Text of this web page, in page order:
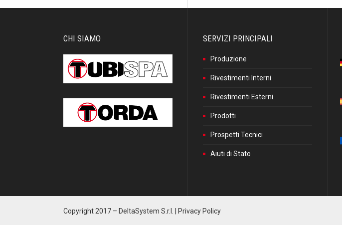
CHI SIAMO SERVIZI PRINCIPALI
Produzione
Rivestimenti Interni
Rivestimenti Esterni
Prodotti
Prospetti Tecnici
Aiuti di Stato
Copyright 2017 – DeltaSystem S.r.l. Privacy Policy